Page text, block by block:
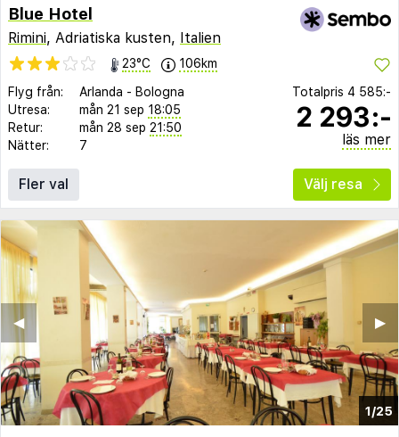
Blue Hotel
Rimini, Adriatiska kusten, Italien
23°C
106km
Flyg från:
Arlanda - Bologna
Utresa:
mån 21 sep 18:05
Retur:
mån 28 sep 21:50
Nätter:
7
Totalpris 4 585:-
2 293:-
läs mer
Fler val Välj resa
1/25
▶︎
◀︎